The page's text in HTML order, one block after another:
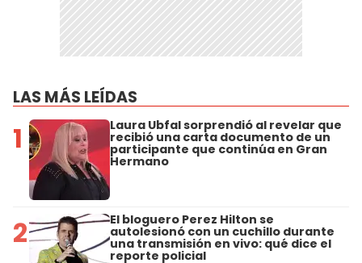
LAS MÁS LEÍDAS
1 Laura Ubfal sorprendió al revelar que
recibió una carta documento de un
participante que continúa en Gran
Hermano
2 El bloguero Perez Hilton se
autolesionó con un cuchillo durante
una transmisión en vivo: qué dice el
reporte policial